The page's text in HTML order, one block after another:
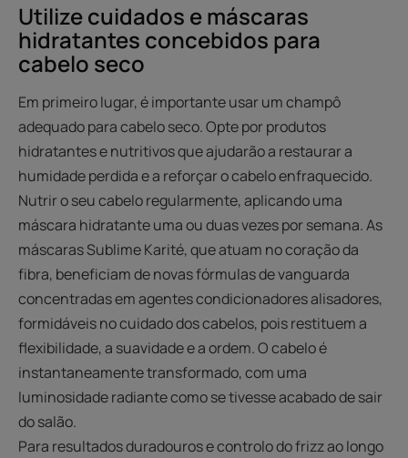
Utilize cuidados e máscaras
hidratantes concebidos para
cabelo seco
Em primeiro lugar, é importante usar um champô
adequado para cabelo seco. Opte por produtos
hidratantes e nutritivos que ajudarão a restaurar a
humidade perdida e a reforçar o cabelo enfraquecido.
Nutrir o seu cabelo regularmente, aplicando uma
máscara hidratante uma ou duas vezes por semana. As
máscaras Sublime Karité, que atuam no coração da
fibra, beneficiam de novas fórmulas de vanguarda
concentradas em agentes condicionadores alisadores,
formidáveis no cuidado dos cabelos, pois restituem a
flexibilidade, a suavidade e a ordem. O cabelo é
instantaneamente transformado, com uma
luminosidade radiante como se tivesse acabado de sair
do salão.
Para resultados duradouros e controlo do frizz ao longo